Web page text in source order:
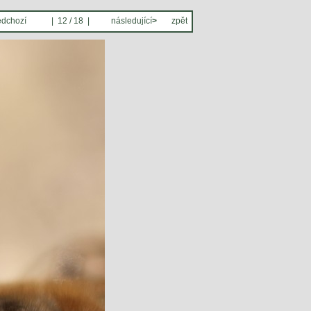
| 12 / 18 | následující> zpět